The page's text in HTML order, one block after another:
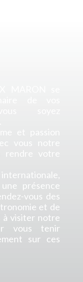
rendre votre
présence
vous des
et de
à visiter notre
vous tenir
sur ces